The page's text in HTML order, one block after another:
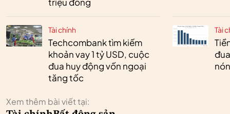
Tài chính
Techcombank tìm kiếm
khoản vay 1 tỷ USD, cuộc
đua huy động vốn ngoại
tăng tốc
Tài
Xem thêm bài viết tại: